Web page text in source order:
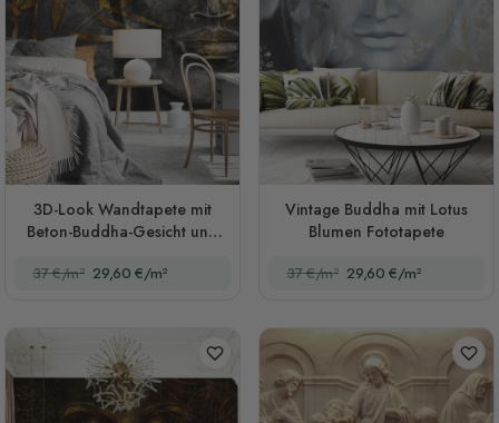
3D-Look Wandtapete mit
Beton-Buddha-Gesicht und
37 €/m² 29,60 €/m²
Vintage Buddha mit Lotus
Blumen Fototapete
37 €/m² 29,60 €/m²